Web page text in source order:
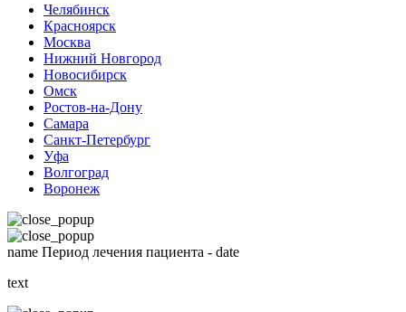
Челябинск
Красноярск
Москва
Нижний Новгород
Новосибирск
Омск
Ростов-на-Дону
Самара
Санкт-Петербург
Уфа
Волгоград
Воронеж
name Период лечения пациента - date
text